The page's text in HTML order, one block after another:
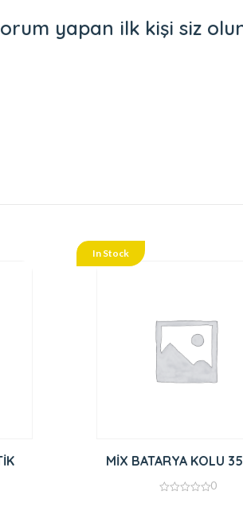
yorum yapan ilk kişi siz
In Stock
MİX BATARYA KOLU
0